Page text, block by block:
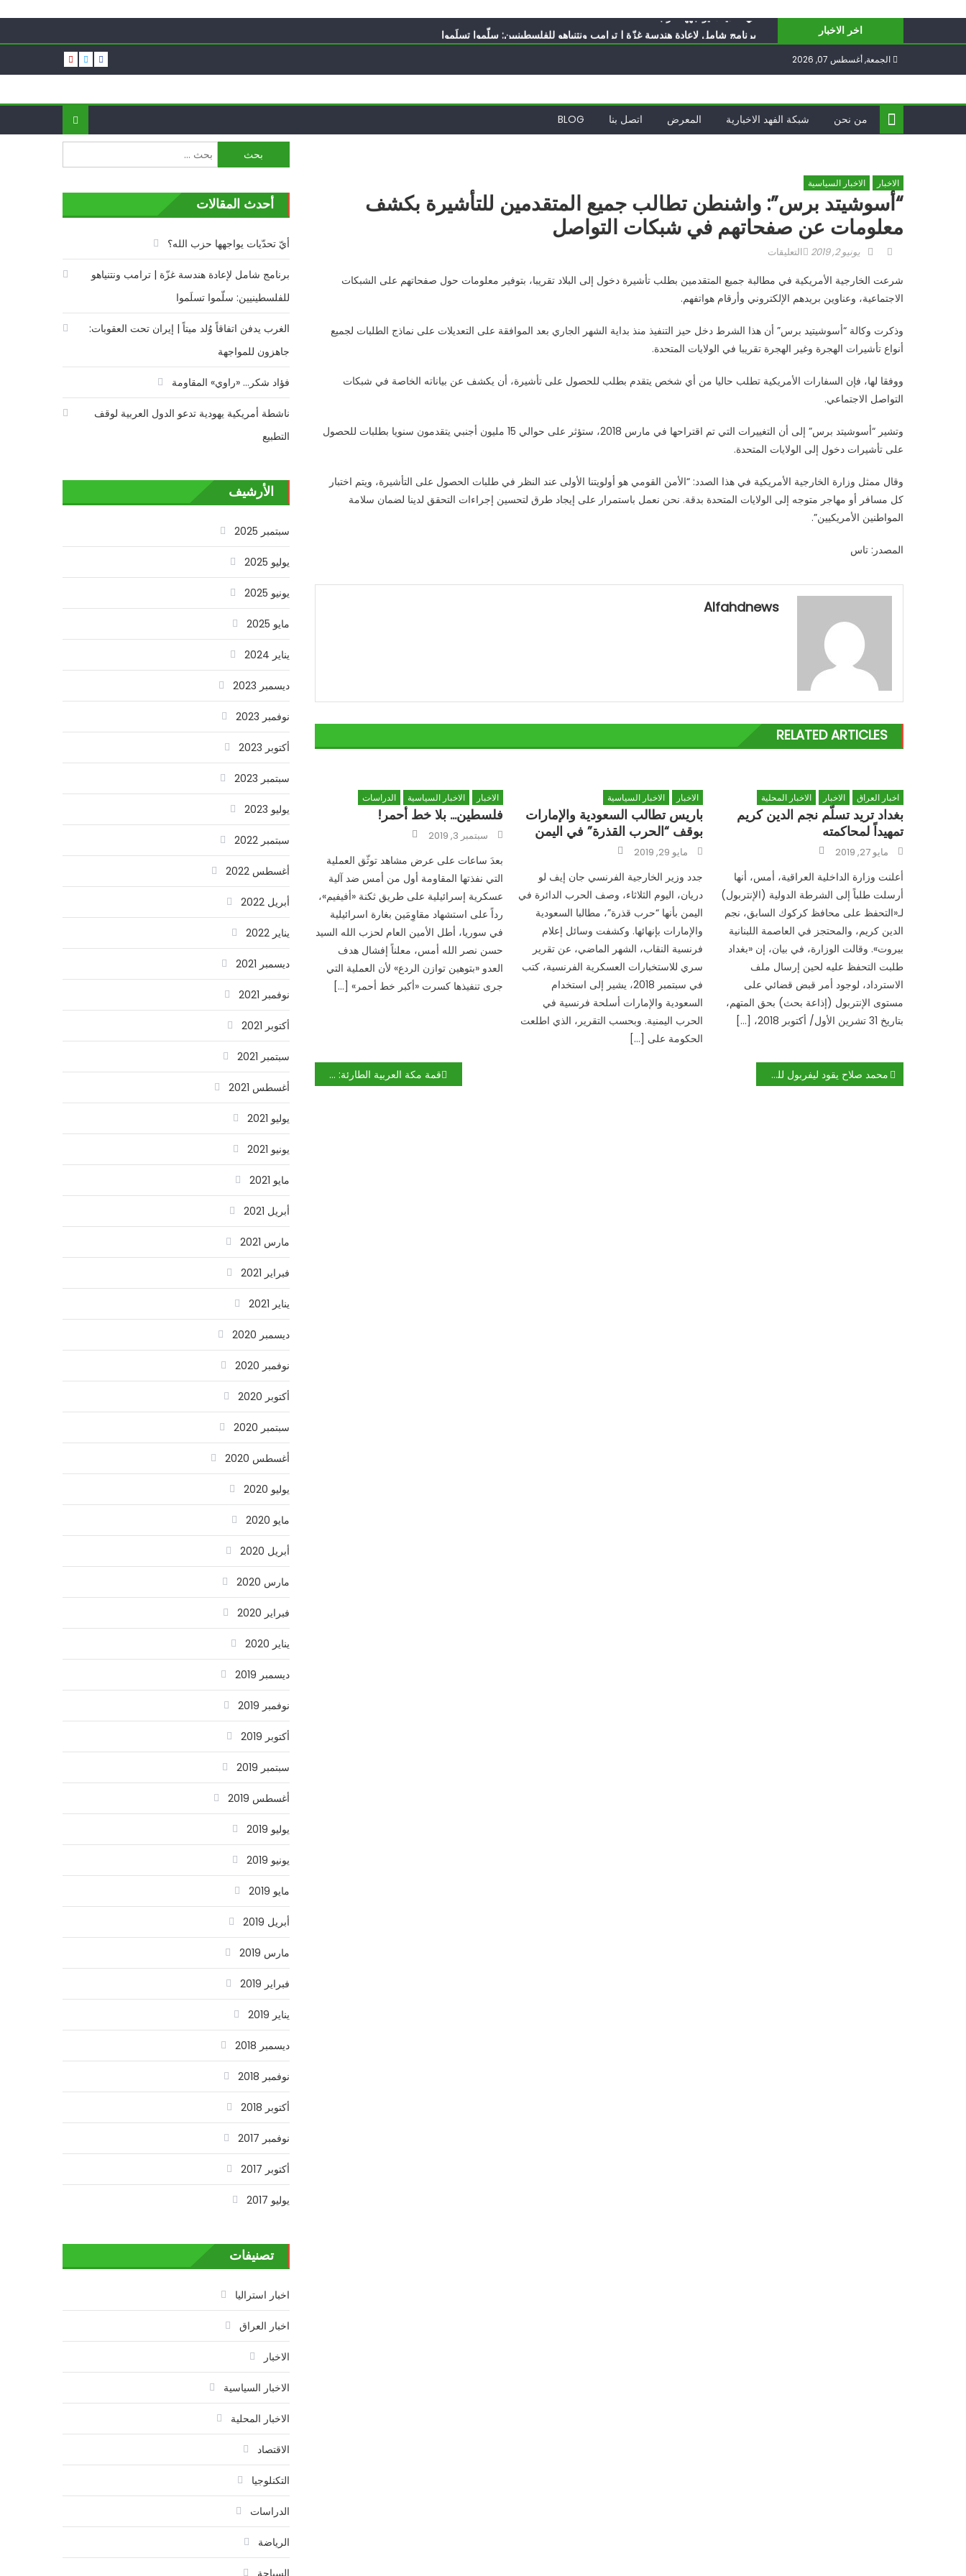
content
اخر الاخبار
برنامج شامل لإعادة هندسة غزّة | ترامب ونتنياهو للفلسطينيين: سلّموا تسلَموا
الغرب يدفن اتفاقاً وُلد ميتاً | إيران تحت العقوبات: جاهزون للمواجهة
أيّ تحدّيات يواجهها حزب الله؟
الجمعة, أغسطس 07, 2026
BLOG اتصل بنا المعرض شبكة الفهد الاخبارية من نحن
الاخبار الاخبار السياسية
“أسوشيتد برس”: واشنطن تطالب جميع المتقدمين للتأشيرة بكشف
معلومات عن صفحاتهم في شبكات التواصل
Posted
يونيو 2, 2019Author التعليقات
برس”:
واشنطن
جميع
المتقدمين
بكشف
صفحاتهم
في
التواصل
مغلقة
شرعت الخارجية الأمريكية في مطالبة جميع المتقدمين بطلب تأشيرة دخول إلى البلاد تقريبا، بتوفير معلومات حول صفحاتهم على الشبكات
الاجتماعية، وعناوين بريدهم الإلكتروني وأرقام هواتفهم.
وذكرت وكالة “أسوشيتيد برس” أن هذا الشرط دخل حيز التنفيذ منذ بداية الشهر الجاري بعد الموافقة على التعديلات على نماذج الطلبات لجميع
أنواع تأشيرات الهجرة وغير الهجرة تقريبا في الولايات المتحدة.
ووفقا لها، فإن السفارات الأمريكية تطلب حاليا من أي شخص يتقدم بطلب للحصول على تأشيرة، أن يكشف عن بياناته الخاصة في شبكات
التواصل الاجتماعي.
وتشير “أسوشيتد برس” إلى أن التغييرات التي تم اقتراحها في مارس 2018، ستؤثر على حوالي 15 مليون أجنبي يتقدمون سنويا بطلبات للحصول
على تأشيرات دخول إلى الولايات المتحدة.
وقال ممثل وزارة الخارجية الأمريكية في هذا الصدد: “الأمن القومي هو أولويتنا الأولى عند النظر في طلبات الحصول على التأشيرة، ويتم اختبار
كل مسافر أو مهاجر متوجه إلى الولايات المتحدة بدقة. نحن نعمل باستمرار على إيجاد طرق لتحسين إجراءات التحقق لدينا لضمان سلامة
المواطنين الأمريكيين”.
المصدر: تاس
Alfahdnews
RELATED ARTICLES
الاخبار الاخبار السياسية الدراسات
فلسطين… بلا خط أحمر!
Posted
onسبتمبر 3, 2019
بعدَ ساعات على عرض مشاهد توثّق العملية
التي نفذتها المقاومة أول من أمس ضد آلية
عسكرية إسرائيلية على طريق ثكنة «أفيفيم»،
رداً على استشهاد مقاوِمَين بغارة اسرائيلية
في سوريا، أطل الأمين العام لحزب الله السيد
حسن نصر الله أمس، معلناً إفشال هدف
العدو «بتوهين توازن الردع» لأن العملية التي
جرى تنفيذها كسرت «أكبر خط أحمر» […]
الاخبار الاخبار السياسية
باريس تطالب السعودية والإمارات
بوقف “الحرب القذرة” في اليمن
Posted
onمايو 29, 2019
جدد وزير الخارجية الفرنسي جان إيف لو
دريان، اليوم الثلاثاء، وصف الحرب الدائرة في
اليمن بأنها “حرب قذرة”، مطالبا السعودية
والإمارات بإنهائها. وكشفت وسائل إعلام
فرنسية النقاب، الشهر الماضي، عن تقرير
سري للاستخبارات العسكرية الفرنسية، كتب
في سبتمبر 2018، يشير إلى استخدام
السعودية والإمارات أسلحة فرنسية في
الحرب اليمنية. وبحسب التقرير، الذي اطلعت
الحكومة على […]
اخبار العراق الاخبار الاخبار المحلية
بغداد تريد تسلّم نجم الدين كريم
تمهيداً لمحاكمته
Posted
onمايو 27, 2019
أعلنت وزارة الداخلية العراقية، أمس، أنها
أرسلت طلباً إلى الشرطة الدولية (الإنتربول)
لـ«التحفظ على محافظ كركوك السابق، نجم
الدين كريم، والمحتجز في العاصمة اللبنانية
بيروت». وقالت الوزارة، في بيان، إن «بغداد
طلبت التحفظ عليه لحين إرسال ملف
الاسترداد، لوجود أمر قبض قضائي على
مستوى الإنتربول (إذاعة بحث) بحق المتهم،
بتاريخ 31 تشرين الأول/ أكتوبر 2018، […]
تصفّح
قمة مكة العربية الطارئة: أمن دول الخليج ركيزة أساسية لاستقرار المنطقة محمد صلاح يقود ليفربول للفوز بلقب دوري الأبطال
البحث
عن:
أحدث المقالات
أيّ تحدّيات يواجهها حزب الله؟
برنامج شامل لإعادة هندسة غزّة | ترامب ونتنياهو
للفلسطينيين: سلّموا تسلَموا
الغرب يدفن اتفاقاً وُلد ميتاً | إيران تحت العقوبات:
جاهزون للمواجهة
فؤاد شكر… «راوي» المقاومة
ناشطة أمريكية يهودية تدعو الدول العربية لوقف
التطبيع
الأرشيف
سبتمبر 2025
يوليو 2025
يونيو 2025
مايو 2025
يناير 2024
ديسمبر 2023
نوفمبر 2023
أكتوبر 2023
سبتمبر 2023
يوليو 2023
سبتمبر 2022
أغسطس 2022
أبريل 2022
يناير 2022
ديسمبر 2021
نوفمبر 2021
أكتوبر 2021
سبتمبر 2021
أغسطس 2021
يوليو 2021
يونيو 2021
مايو 2021
أبريل 2021
مارس 2021
فبراير 2021
يناير 2021
ديسمبر 2020
نوفمبر 2020
أكتوبر 2020
سبتمبر 2020
أغسطس 2020
يوليو 2020
مايو 2020
أبريل 2020
مارس 2020
فبراير 2020
يناير 2020
ديسمبر 2019
نوفمبر 2019
أكتوبر 2019
سبتمبر 2019
أغسطس 2019
يوليو 2019
يونيو 2019
مايو 2019
أبريل 2019
مارس 2019
فبراير 2019
يناير 2019
ديسمبر 2018
نوفمبر 2018
أكتوبر 2018
نوفمبر 2017
أكتوبر 2017
يوليو 2017
تصنيفات
اخبار استراليا
اخبار العراق
الاخبار
الاخبار السياسية
الاخبار المحلية
الاقتصاد
التكنلوجيا
الدراسات
الرياضة
السياحة